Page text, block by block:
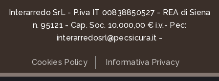
Interarredo SrL - P.iva IT 00838850527 - REA di Siena
n. 95121 - Cap. Soc. 10.000,00 € i.v.- Pec:
interarredosrl@pecsicura.it
Cookies Policy Informativa Privacy